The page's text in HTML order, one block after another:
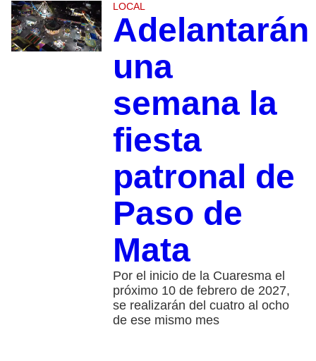
LOCAL
Adelantarán
una
semana la
fiesta
patronal de
Paso de
Mata
Por el inicio de la Cuaresma el
próximo 10 de febrero de 2027,
se realizarán del cuatro al ocho
de ese mismo mes